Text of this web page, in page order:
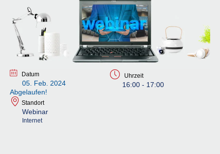
Datum
05. Feb. 2024
Abgelaufen!
Uhrzeit
16:00 - 17:00
Standort
Webinar
Internet